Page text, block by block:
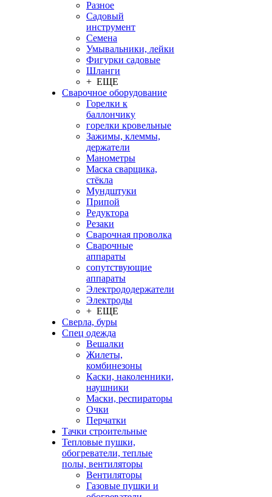
Разное
Садовый
инструмент
Семена
Умывальники, лейки
Фигурки садовые
Шланги
+ ЕЩЕ
Сварочное оборудование
Горелки к
баллончику
горелки кровельные
Зажимы, клеммы,
держатели
Манометры
Маска сварщика,
стёкла
Мундштуки
Припой
Редуктора
Резаки
Сварочная проволка
Сварочные
аппараты
сопутствующие
аппараты
Электрододержатели
Электроды
+ ЕЩЕ
Сверла, буры
Спец одежда
Вешалки
Жилеты,
комбинезоны
Каски, наколенники,
наушники
Маски, респираторы
Очки
Перчатки
Тачки строительные
Тепловые пушки,
обогреватели, теплые
полы, вентиляторы
Вентиляторы
Газовые пушки и